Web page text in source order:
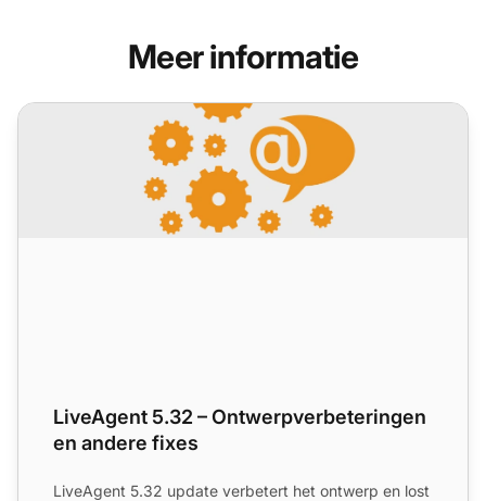
Meer informatie
LiveAgent 5.32 – Ontwerpverbeteringen en andere fixes
LiveAgent 5.32 – Ontwerpverbeteringen
en andere fixes
LiveAgent 5.32 update verbetert het ontwerp en lost